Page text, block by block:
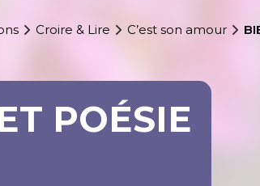
Croire & Lire C’est son amour
POÉSIE